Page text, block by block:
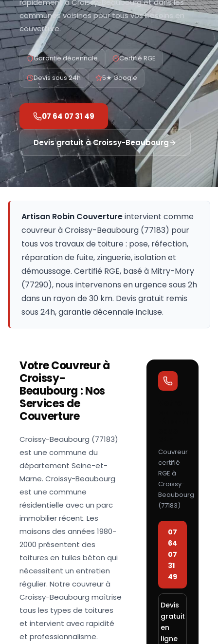
rapidement à Croissy-Beaubourg et dans les
communes voisines pour tous vos besoins en
couverture.
Garantie décennale Certifié RGE
Devis sous 24h 5★ Google
07 64 07 31 49
Devis gratuit àCroissy-Beaubourg
Artisan Robin Couvertureintervient comme
couvreur àCroissy-Beaubourg (77183) pour
tous vos travaux de toiture : pose, réfection,
réparation de fuite, zinguerie, isolation et
démoussage. Certifié RGE, basé à Mitry-Mory
(77290), nous intervenons en urgence sous 2h
dans un rayon de 30 km. Devis gratuit remis
sous 24h, garantie décennale incluse.
Votre Couvreur à
Croissy-
Beaubourg : Nos
Services de
Couverture
Croissy-Beaubourg (77183)
est une commune du
département Seine-et-
Marne. Croissy-Beaubourg
est une commune
résidentielle avec un parc
immobilier récent. Les
maisons des années 1980-
2000 présentent des
toitures en tuiles béton qui
nécessitent un entretien
régulier. Notre couvreur à
Croissy-Beaubourg maîtrise
tous les types de toitures
et intervient avec rapidité
et professionnalisme.
Couvreur
certifié
RGE à
Croissy-
Beaubourg
(77183)
07
64
07
31
49
Devis
gratuit
en
ligne